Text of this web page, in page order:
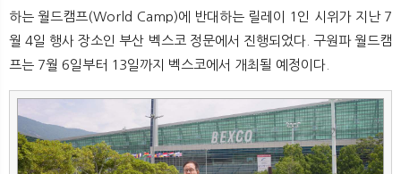
뉴 색
하는 월드캠프(World Camp)에 반대하는 릴레이 1인 시위가 지난 7
월 4일 행사 장소인 부산 벡스코 정문에서 진행되었다. 구원파 월드캠
프는 7월 6일부터 13일까지 벡스코에서 개최될 예정이다. ​